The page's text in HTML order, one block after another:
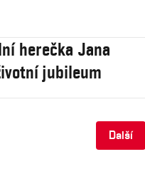
herečka Jana
jubileum
Další